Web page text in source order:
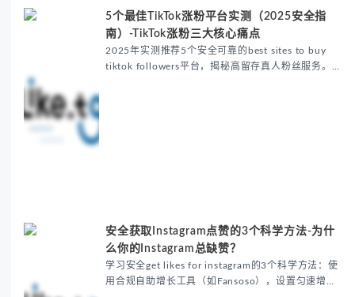
5个最佳TikTok涨粉平台实测（2025安全指
南）-TikTok涨粉三大核心痛点
2025年实测推荐5个安全可靠的best sites to buy
tiktok followers平台，揭秘高留存真人粉丝服务。文
安全获取Instagram点赞的3个科学方法-为什
么你的Instagram总缺赞？
学习安全get likes for instagram的3个科学方法：使
用合规自助增长工具（如Fansoso），设置匀速增长